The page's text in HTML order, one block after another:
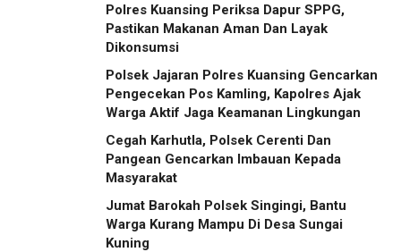
Polres Kuansing Periksa Dapur SPPG,
Pastikan Makanan Aman Dan Layak
Dikonsumsi
Polsek Jajaran Polres Kuansing Gencarkan
Pengecekan Pos Kamling, Kapolres Ajak
Warga Aktif Jaga Keamanan Lingkungan
Cegah Karhutla, Polsek Cerenti Dan
Pangean Gencarkan Imbauan Kepada
Masyarakat
Jumat Barokah Polsek Singingi, Bantu
Warga Kurang Mampu Di Desa Sungai
Kuning